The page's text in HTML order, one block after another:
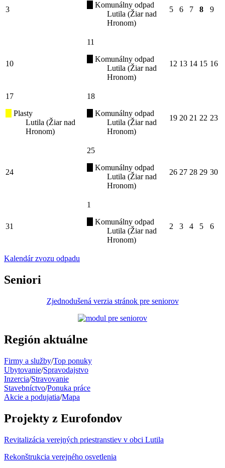
3
Komunálny odpad
Lutila (Žiar nad
Hronom)
5 6 7 8 9
10
11
Komunálny odpad
Lutila (Žiar nad
Hronom)
12 13 14 15 16
17
Plasty
Lutila (Žiar nad
Hronom)
18
Komunálny odpad
Lutila (Žiar nad
Hronom)
19 20 21 22 23
24
25
Komunálny odpad
Lutila (Žiar nad
Hronom)
26 27 28 29 30
31
1
Komunálny odpad
Lutila (Žiar nad
Hronom)
2 3 4 5 6
Kalendár zvozu odpadu
Seniori
Zjednodušená verzia stránok pre seniorov
Región aktuálne
Firmy a služby/Top ponuky
Ubytovanie/Spravodajstvo
Inzercia/Stravovanie
Stavebníctvo/Ponuka práce
Akcie a podujatia/Mapa
Projekty z Eurofondov
Revitalizácia verejných priestranstiev v obci Lutila
Rekonštrukcia verejného osvetlenia